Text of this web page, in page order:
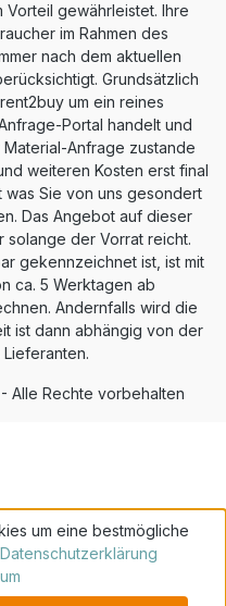
Vorteil gewährleistet. Ihre
im Rahmen des
nach dem aktuellen
Grundsätzlich
um ein reines
Portal handelt und
Anfrage zustande
weiteren Kosten erst final
Sie von uns gesondert
Das Angebot auf dieser
solange der Vorrat reicht.
gekennzeichnet ist, ist mit
ca. 5 Werktagen ab
Andernfalls wird die
ist dann abhängig von der
Alle Rechte vorbehalten
um eine bestmögliche
Datenschutzerklärung